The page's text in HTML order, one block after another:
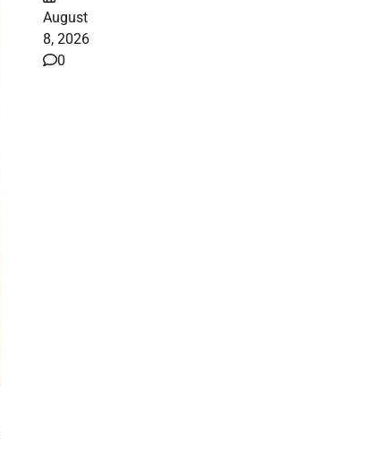
August
8, 2026
0